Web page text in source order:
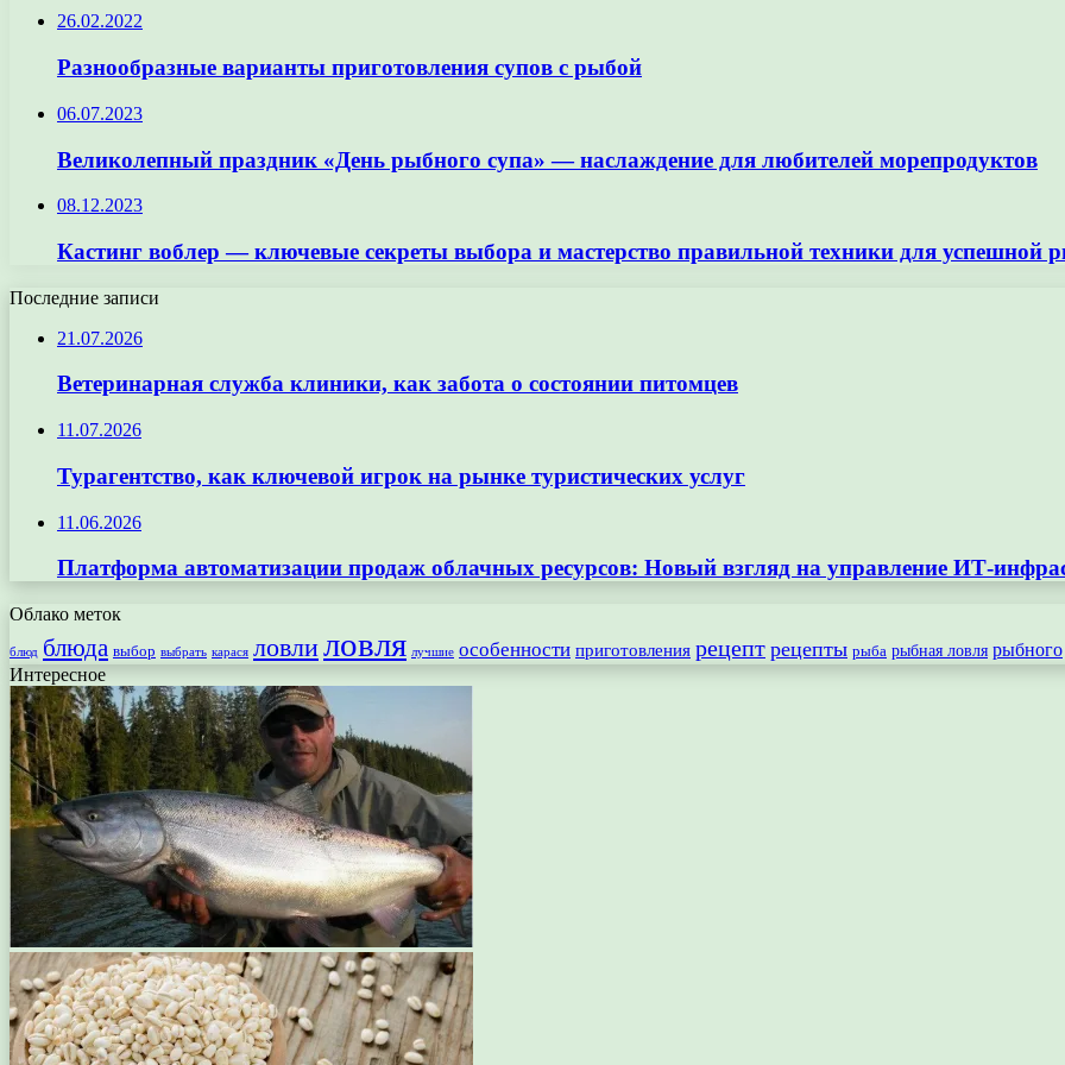
26.02.2022
Разнообразные варианты приготовления супов с рыбой
06.07.2023
Великолепный праздник «День рыбного супа» — наслаждение для любителей морепродуктов
08.12.2023
Кастинг воблер — ключевые секреты выбора и мастерство правильной техники для успешной
Последние записи
21.07.2026
Ветеринарная служба клиники, как забота о состоянии питомцев
11.07.2026
Турагентство, как ключевой игрок на рынке туристических услуг
11.06.2026
Платформа автоматизации продаж облачных ресурсов: Новый взгляд на управление ИТ-
Облако меток
блюд блюда выбор выбрать карася ловлиловля лучшие особенности приготовления рецепт рецепты рыба рыбная ловля рыбного
Интересное